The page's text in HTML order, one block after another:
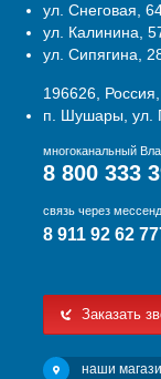
ул. Снеговая,
ул. Калинина,
ул. Сипягина,
196626,
п. Шушары, ул.
многоканальный
8 800 333
связь через
8 911 92 62
Заказать
наши